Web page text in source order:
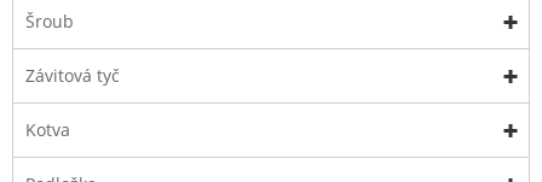
Šroub
Závitová tyč
Kotva